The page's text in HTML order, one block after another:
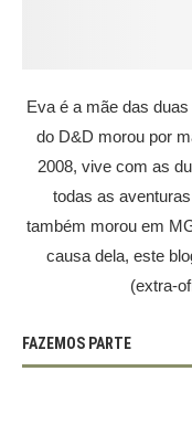
Eva é a mãe das
do D&D morou por
2008, vive com as
todas as
também morou em
causa dela, este
(extra-
FAZEMOS PARTE